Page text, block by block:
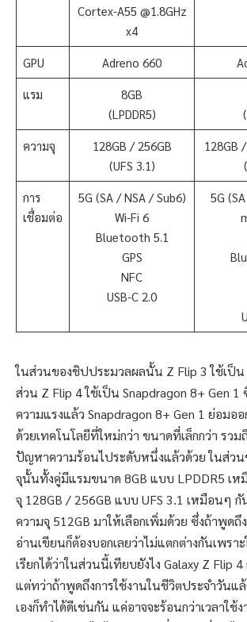
Cortex-A55 @1.8GHz
x4
GPU Adreno 660
แรม
8GB
(LPDDR5)
ความจุ
128GB / 256GB
(UFS 3.1)
128GB
การ
เชื่อมต่อ
5G (SA / NSA / Sub6)
Wi-Fi 6
Bluetooth 5.1
GPS
NFC
USB-C 2.0
5G
ในส่วนของชิปประมวลผลนั้น Z Flip 3 ใช้เป็น
ส่วน Z Flip 4 ใช้เป็น Snapdragon 8+ Gen 1
ความแรงแล้ว Snapdragon 8+ Gen 1 ย่อมอ
ด้วยเทคโนโลยีที่ใหม่กว่า ขนาดที่เล็กกว่า รวม
ปัญหาความร้อนไประดับหนึ่งแล้วด้วย ในส่ว
จุนั้นทั้งคู่มีแรมขนาด 8GB แบบ LPDDR5 เ
จุ 128GB / 256GB แบบ UFS 3.1 เหมือนๆ
ความจุ 512GB มาให้เลือกเพิ่มด้วย ซึ่งถ้าพูดถึ
อ่านเขียนก็ต้องบอกเลยว่าไม่แตกต่างกันเพรา
เรียกได้ว่าในส่วนนี้เทียบยังไง Galaxy Z Flip
แต่ทว่าถ้าพูดถึงการใช้งานในชีวิตประจำวันแล้
เองก็ทำได้ดีเช่นกัน แค่อาจจะร้อนกว่าเวลาใ